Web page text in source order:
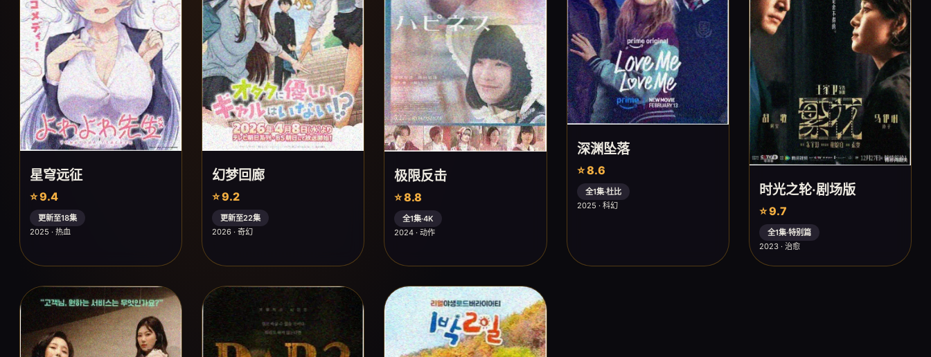
星穹远征
⭐ 9.4
更新至18集
2025 · 热血
幻梦回廊
⭐ 9.2
更新至22集
2026 · 奇幻
极限反击
⭐ 8.8
全1集·4K
2024 · 动作
深渊坠落
⭐ 8.6
全1集·杜比
2025 · 科幻
时光之轮·剧场版
⭐ 9.7
全1集·特别篇
2023 · 治愈